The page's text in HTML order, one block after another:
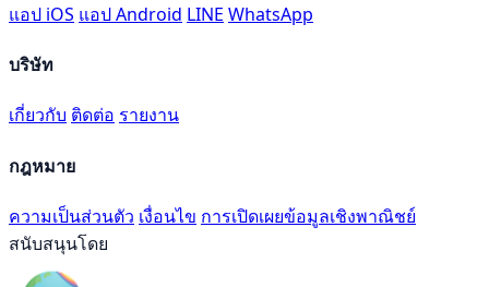
แอป iOS แอป Android LINE WhatsApp
บริษัท
เกี่ยวกับ ติดต่อ รายงาน
กฎหมาย
ความเป็นส่วนตัว เงื่อนไข การเปิดเผยข้อมูลเชิงพาณิชย์
สนับสนุนโดย